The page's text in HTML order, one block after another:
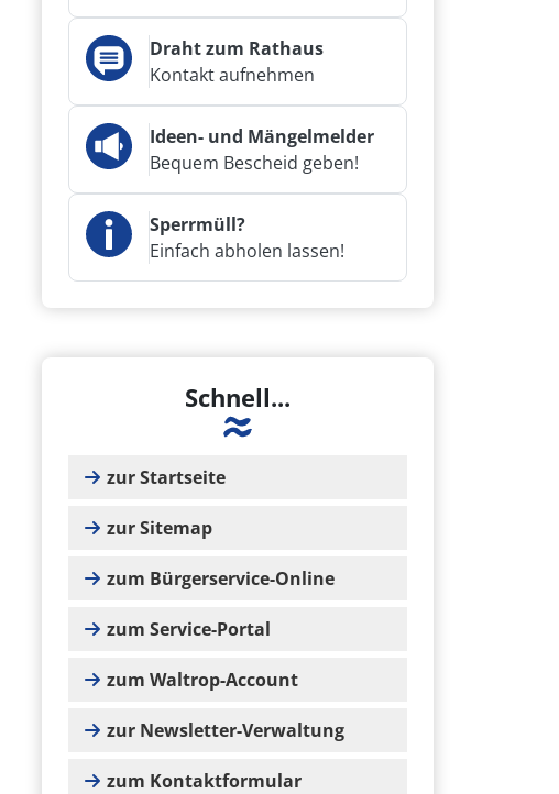
Draht zum Rathaus
Kontakt aufnehmen
Ideen- und Mängelmelder
Bequem Bescheid geben!
Sperrmüll?
Einfach abholen lassen!
Schnell...
zur Startseite
zur Sitemap
zum Bürgerservice-Online
zum Service-Portal
zum Waltrop-Account
zur Newsletter-Verwaltung
zum Kontaktformular